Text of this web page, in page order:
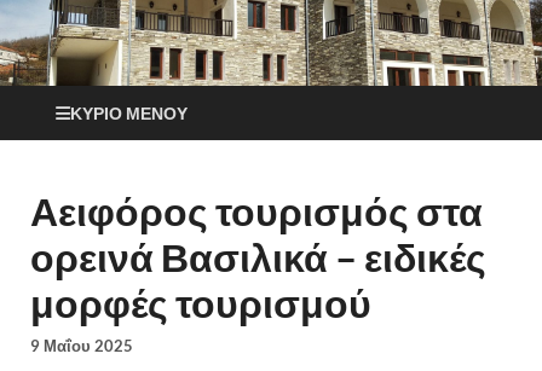
ΚΎΡΙΟ ΜΕΝΟΎ
Αειφόρος τουρισμός στα
ορεινά Βασιλικά – ειδικές
μορφές τουρισμού
9 Μαΐου 2025